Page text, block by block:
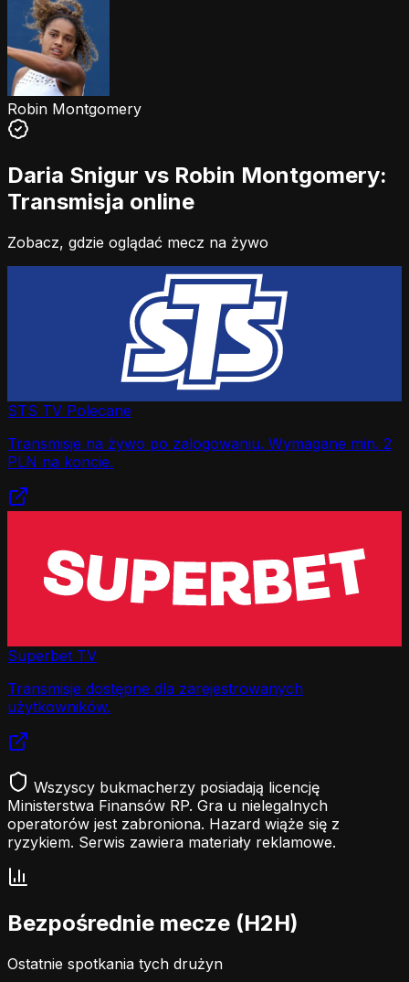
Robin Montgomery
Daria Snigur vs Robin Montgomery:
Transmisja online
Zobacz, gdzie oglądać mecz na żywo
STS TV Polecane
Transmisje na żywo po zalogowaniu. Wymagane min. 2
PLN na koncie.
Superbet TV
Transmisje dostępne dla zarejestrowanych
użytkowników.
Wszyscy bukmacherzy posiadają licencję
Ministerstwa Finansów RP. Gra u nielegalnych
operatorów jest zabroniona. Hazard wiąże się z
ryzykiem. Serwis zawiera materiały reklamowe.
Bezpośrednie mecze (H2H)
Ostatnie spotkania tych drużyn